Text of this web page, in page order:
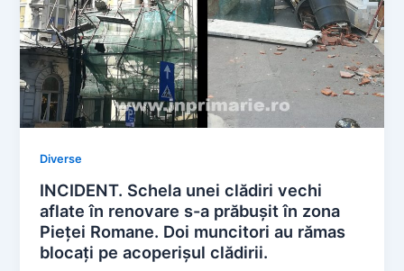
Diverse
INCIDENT. Schela unei clădiri vechi
aflate în renovare s-a prăbușit în zona
Pieței Romane. Doi muncitori au rămas
blocați pe acoperișul clădirii.